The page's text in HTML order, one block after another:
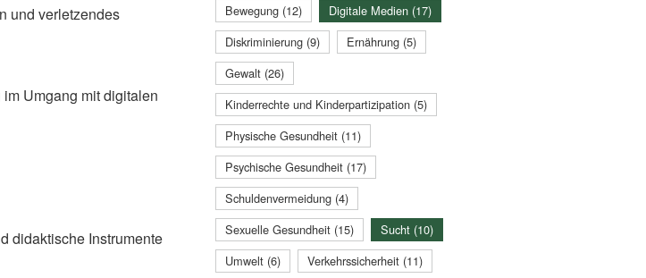
und verletzendes
Umgang mit digitalen
didaktische Instrumente
Bewegung (12)
Digitale Medien (17)
Diskriminierung (9)
Ernährung (5)
Gewalt (26)
Kinderrechte und Kinderpartizipation (5)
Physische Gesundheit (11)
Psychische Gesundheit (17)
Schuldenvermeidung (4)
Sexuelle Gesundheit (15)
Sucht (10)
Umwelt (6)
Verkehrssicherheit (11)